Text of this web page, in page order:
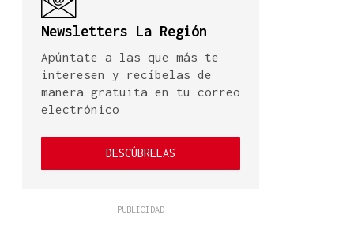
Newsletters La Región
Apúntate a las que más te
interesen y recíbelas de
manera gratuita en tu correo
electrónico
DESCÚBRELAS